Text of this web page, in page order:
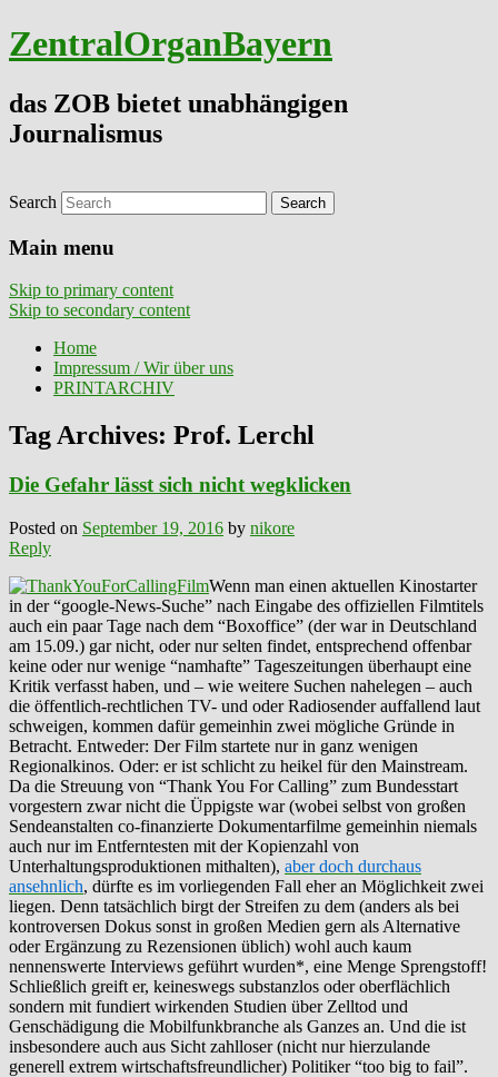
ZentralOrganBayern
das ZOB bietet unabhängigen
Journalismus
Search
Main menu
Skip to primary content
Skip to secondary content
Home
Impressum / Wir über uns
PRINTARCHIV
Tag Archives: Prof. Lerchl
Die Gefahr lässt sich nicht wegklicken
Posted on September 19, 2016 by nikore
Reply
Wenn man einen aktuellen Kinostarter
in der “google-News-Suche” nach Eingabe des offiziellen Filmtitels
auch ein paar Tage nach dem “Boxoffice” (der war in Deutschland
am 15.09.) gar nicht, oder nur selten findet, entsprechend offenbar
keine oder nur wenige “namhafte” Tageszeitungen überhaupt eine
Kritik verfasst haben, und – wie weitere Suchen nahelegen – auch
die öffentlich-rechtlichen TV- und oder Radiosender auffallend laut
schweigen, kommen dafür gemeinhin zwei mögliche Gründe in
Betracht. Entweder: Der Film startete nur in ganz wenigen
Regionalkinos. Oder: er ist schlicht zu heikel für den Mainstream.
Da die Streuung von “Thank You For Calling” zum Bundesstart
vorgestern zwar nicht die Üppigste war (wobei selbst von großen
Sendeanstalten co-finanzierte Dokumentarfilme gemeinhin niemals
auch nur im Entferntesten mit der Kopienzahl von
Unterhaltungsproduktionen mithalten), aber doch durchaus
ansehnlich, dürfte es im vorliegenden Fall eher an Möglichkeit zwei
liegen. Denn tatsächlich birgt der Streifen zu dem (anders als bei
kontroversen Dokus sonst in großen Medien gern als Alternative
oder Ergänzung zu Rezensionen üblich) wohl auch kaum
nennenswerte Interviews geführt wurden*, eine Menge Sprengstoff!
Schließlich greift er, keineswegs substanzlos oder oberflächlich
sondern mit fundiert wirkenden Studien über Zelltod und
Genschädigung die Mobilfunkbranche als Ganzes an. Und die ist
insbesondere auch aus Sicht zahlloser (nicht nur hierzulande
generell extrem wirtschaftsfreundlicher) Politiker “too big to fail”.